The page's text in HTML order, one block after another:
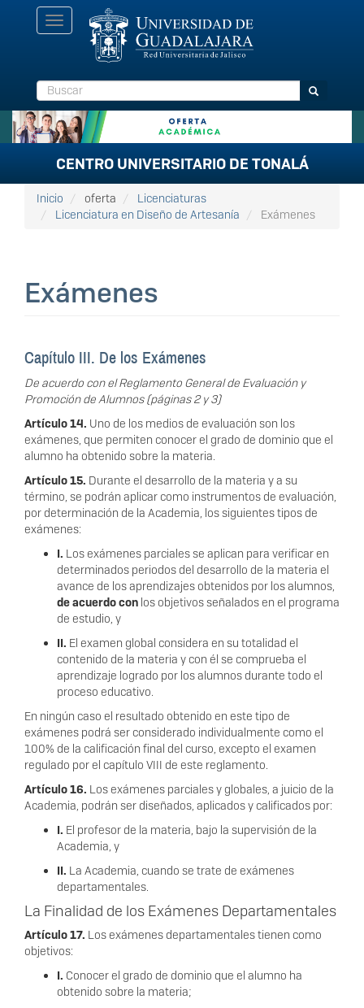
Toggle
navigation
Buscar Buscar
CENTRO UNIVERSITARIO DE TONALÁ
Inicio oferta
Licenciaturas
Licenciatura en Diseño de Artesanía
Exámenes
Exámenes
Capítulo III. De los Exámenes
De acuerdo con el Reglamento General de Evaluación y
Promoción de Alumnos (páginas 2 y 3)
Artículo 14. Uno de los medios de evaluación son los
exámenes, que permiten conocer el grado de dominio que el
alumno ha obtenido sobre la materia.
Artículo 15. Durante el desarrollo de la materia y a su
término, se podrán aplicar como instrumentos de evaluación,
por determinación de la Academia, los siguientes tipos de
exámenes:
I. Los exámenes parciales se aplican para verificar en
determinados periodos del desarrollo de la materia el
avance de los aprendizajes obtenidos por los alumnos,
de acuerdo con los objetivos señalados en el programa
de estudio, y
II. El examen global considera en su totalidad el
contenido de la materia y con él se comprueba el
aprendizaje logrado por los alumnos durante todo el
proceso educativo.
En ningún caso el resultado obtenido en este tipo de
exámenes podrá ser considerado individualmente como el
100% de la calificación final del curso, excepto el examen
regulado por el capítulo VIII de este reglamento.
Artículo 16. Los exámenes parciales y globales, a juicio de la
Academia, podrán ser diseñados, aplicados y calificados por:
I. El profesor de la materia, bajo la supervisión de la
Academia, y
II. La Academia, cuando se trate de exámenes
departamentales.
La Finalidad de los Exámenes Departamentales
Artículo 17. Los exámenes departamentales tienen como
objetivos:
I. Conocer el grado de dominio que el alumno ha
obtenido sobre la materia;